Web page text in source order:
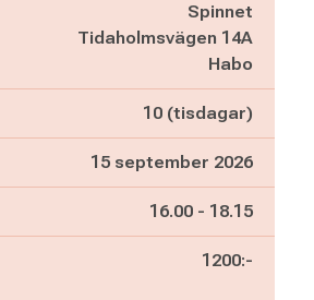
Spinnet
Tidaholmsvägen 14A
Habo
10 (tisdagar)
15 september 2026
Pågår mellan
16.00 - och
18.15
1200:-